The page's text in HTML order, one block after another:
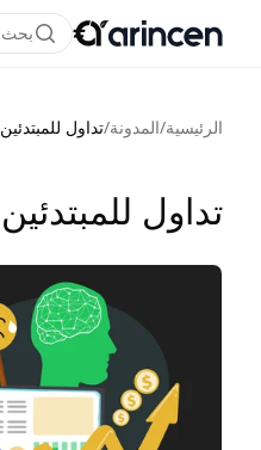
بحث
الرئيسية/المدونة/تداول للمبتدئين
تداول للمبتدئين